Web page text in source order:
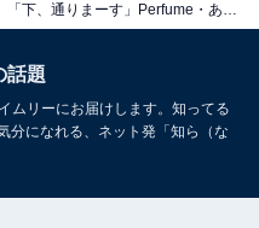
「下、通りまーす」Perfume・あ～ちゃん、ピラティスで圧巻ポーズ披露！ 「カラダは柔らかさんですね」
話題
ムリーにお届けします。知ってる
分になれる、ネット発「知ら（な